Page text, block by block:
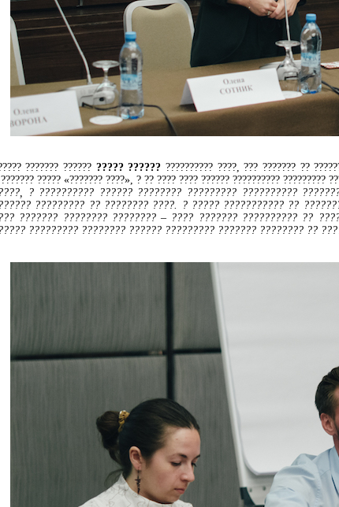
??????? ?????? ????? ?????? ?????????? ????, ??? ??????? ??
????? «??????? ????», ? ?? ???? ???? ?????? ?????????? ?????????
? ?????????? ?????? ???????? ????????? ??????????
????????? ?? ???????? ????. ? ????? ??????????? ??
??????? ???????? ???????? – ???? ??????? ?????????? ??
????????? ???????? ?????? ????????? ??????? ???????? ??